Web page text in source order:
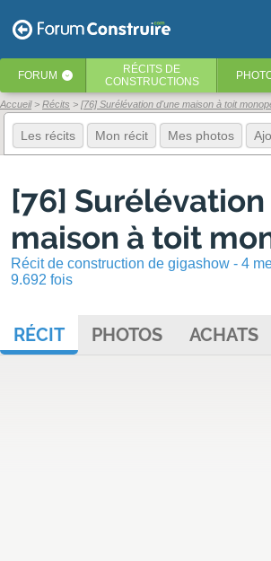
FORUM ‹ RÉCITS DE
CONSTRUCTIONS
Accueil Récits [76] Surélévation d'une maison à toit
Les récits Mon récit Mes photos
[76]
maison à toit
Récit de construction de gigashow - 4
9.692 fois
RÉCIT PHOTOS ACHATS